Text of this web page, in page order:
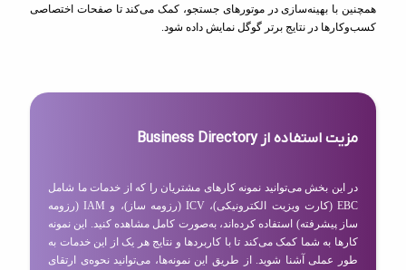
همچنین با بهینه‌سازی در موتورهای جستجو، کمک می‌کند تا صفحات اختصاصی
کسب‌وکارها در نتایج برتر گوگل نمایش داده شود.
مزیت استفاده از Business Directory
در این بخش می‌توانید نمونه کارهای مشتریان را که از خدمات ما شامل
EBC (کارت ویزیت الکترونیکی)، ICV (رزومه ساز)، و IAM (رزومه
ساز پیشرفته) استفاده کرده‌اند، به‌صورت کامل مشاهده کنید. این نمونه
کارها به شما کمک می‌کند تا با کاربردها و نتایج هر یک از این خدمات به
طور عملی آشنا شوید. از طریق این نمونه‌ها، می‌توانید نحوه‌ی ارتقای